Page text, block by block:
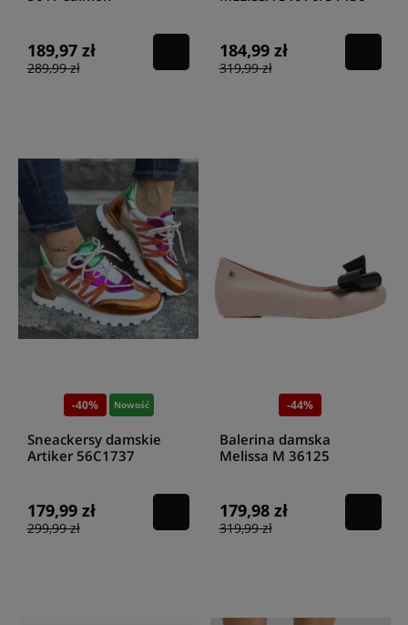
189,97 zł
289,99 zł
184,99 zł
319,99 zł
-40% Nowość
Sneackersy damskie
Artiker 56C1737
179,99 zł
299,99 zł
-44%
Balerina damska
Melissa M 36125
179,98 zł
319,99 zł